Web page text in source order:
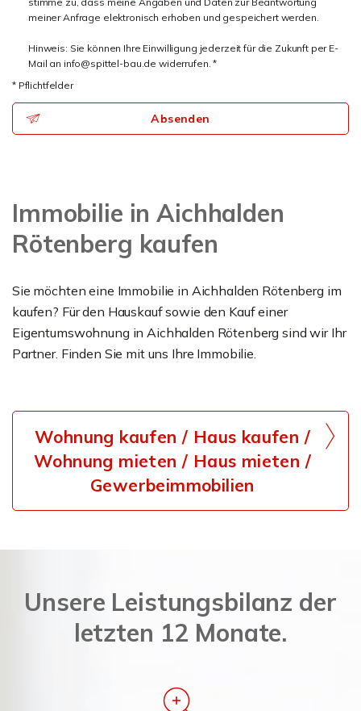
meiner Anfrage elektronisch erhoben und gespeichert werden.
Hinweis: Sie können Ihre Einwilligung jederzeit für die Zukunft per E-
Mail an info@spittel-bau.de widerrufen. *
* Pflichtfelder
Absenden
Immobilie in Aichhalden
Rötenberg kaufen
Sie möchten eine Immobilie in Aichhalden Rötenberg im
kaufen? Für den Hauskauf sowie den Kauf einer
Eigentumswohnung in Aichhalden Rötenberg sind wir Ihr
Partner. Finden Sie mit uns Ihre Immobilie.
Wohnung kaufen / Haus kaufen /
Wohnung mieten / Haus mieten /
Gewerbeimmobilien
Unsere Leistungsbilanz der
letzten 12 Monate.